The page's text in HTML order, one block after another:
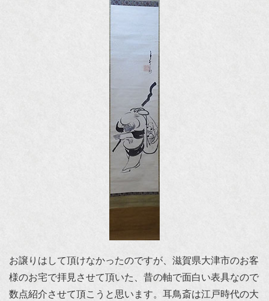
お譲りはして頂けなかったのですが、滋賀県大津市のお客
様のお宅で拝見させて頂いた、昔の軸で面白い表具なので
数点紹介させて頂こうと思います。耳鳥斎は江戸時代の大